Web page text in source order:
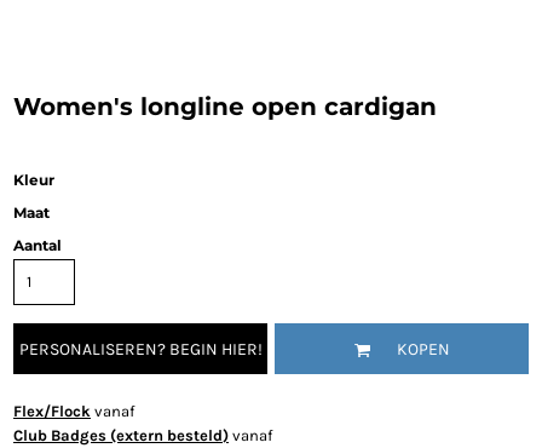
Women's longline open cardigan
Kleur
Maat
Aantal
PERSONALISEREN? BEGIN HIER! KOPEN
Flex/Flock vanaf
Club Badges (extern besteld) vanaf